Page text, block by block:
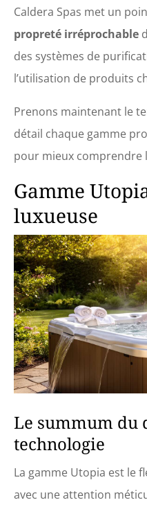
Caldera Spas met un
propreté irréprochable
des systèmes de
l’utilisation de produits
Prenons maintenant le
détail chaque gamme
pour mieux comprendre
Gamme
luxueuse
Le summum du
technologie
La gamme Utopia est le
avec une attention